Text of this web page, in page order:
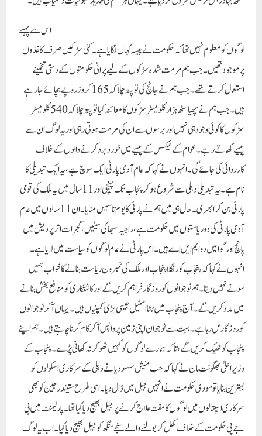
اس سے پہلے
لوگوں کو معلوم نہیں تھا کہ حکومت نے پیسہ کہاں لگایا ہے۔ کئی سڑکیں صرف کاغذوں
پر موجود تھیں۔ جب ہم مرمت شدہ سڑکوں کے لیے پرانی حکومتوں کے دستی تخمینے
استعمال کرتے تھے۔جب ہم نے جانچ کی تو پتہ چلا کہ 165 کروڑ روپے بچائے جا رہے
ہیں۔ جب ہم نے چھیاسٹھ ہزار کلومیٹر سڑکوں کا معائنہ کیا تو پتہ چلا کہ 540 کلومیٹر
سڑکوں کا کوئی وجود ہی نہیں اور برسوں سے ان کی مرمت ہوتی رہی اور یہ لوگ ان سے
پیسے کھاتے رہے۔ عوام کے ٹیکس کے پیسے میں خورد برد کرنے والوں کے خلاف
کارروائی کی جائے گی۔انہوں نے کہا کہ عام آدمی پارٹی ایک سوچ ہے، یہ ایک تبدیلی کا
نام ہے۔ یہ تبدیلی دہلی سے شروع ہو کر پنجاب تک پہنچی اور 11 سال میں یہ ملک کی قومی
پارٹی بن کر ابھری۔ حال ہی میں ہم نے پارٹی کا یوم تاسیس منایا۔ ان 11 سالوں میں عام
آدمی پارٹی کی دو ریاستوں میں حکومت ہے، راجیہ سبھا کی سیٹیں، گجرات اتر پردیش میں
پانچ اور گوا میں دو ایم ایل اے ہیں۔ اس پارٹی نے عام لوگوں کو سیاست میں لایا ہے۔
انہوں نے کہا کہ پنجاب کو رنگلا پنجاب اور ملک کی نمبر ون ریاست بنانے کا خواب ہمیں
سونے نہیں دیتا۔ ہم نوجوانوں کو روزگار فراہم کریں گے اور کاشتکاری کو منافع بخش بنانے
میں مدد کریں گے۔ آج پنجاب میں ٹاٹا اسٹیل جیسی بڑی کمپنیاں ہیں۔یہاں آکر نوجوانوں
کو روزگار مل رہا ہے۔ بہت سے نوجوان اپنی زمین پر واپس آکر کام کرنا چاہتے ہیں۔ ہم اپنے
پنجاب کو ٹھیک کریں گے، تاکہ ہمارے لوگوں کو کہیں ٹھوکر نہ کھانی پڑے۔پنجاب کے
وزیراعلیٰ بھگونت مان نے کہا کہ جب منیش سسودیا نے دہلی کے سرکاری اسکولوں کو
بہترین بنایا تو مودی حکومت نے انہیں جیل میں ڈال دیا۔ اسی طرح ستیندر جین کو بھی
سرکاری اسپتالوں میں لوگوں کا مفت علاج کرنے پر جیل بھیج دیا گیا تھا۔ پارلیمنٹ میں بی
جے پی حکومت کے خلاف کھل کر بولنے والے سنجے سنگھ کو جیل بھیج دیا گیا۔ اب یہ لوگ